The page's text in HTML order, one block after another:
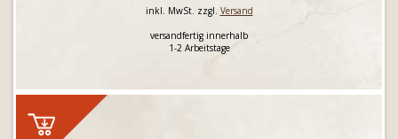
inkl. MwSt. zzgl. Versand
versandfertig innerhalb
1-2 Arbeitstage